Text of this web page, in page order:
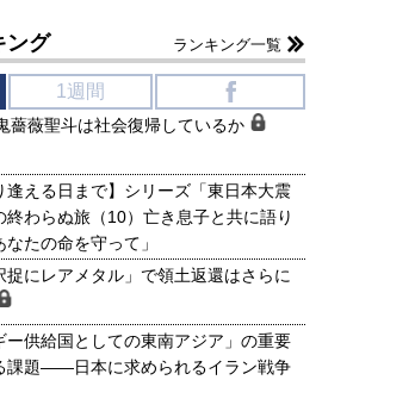
しい「極東
る日米韓安
ホルムズ海峡危機で加速したエ
行き着くリスク
ング ランキング一覧
1週間
薇聖斗は社会復帰しているか
逢える日まで】シリーズ「東日本大震
終わらぬ旅（10）亡き息子と共に語り
たの命を守って」
捉にレアメタル」で領土返還はさらに
ー供給国としての東南アジア」の重要
課題――日本に求められるイラン戦争